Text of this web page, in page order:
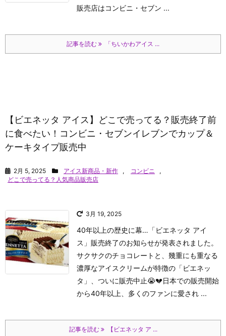
販売店はコンビニ・セブン ...
記事を読む 「ちいかわアイス ...
【ビエネッタ アイス】どこで売ってる？販売終了前
に食べたい！コンビニ・セブンイレブンでカップ＆
ケーキタイプ販売中
2月 5, 2025 アイス新商品・新作 , コンビニ
,
どこで売ってる？人気商品販売店
3月 19, 2025
40年以上の歴史に幕…「ビエネッタ アイ
ス」販売終了のお知らせが発表されました。
サクサクのチョコレートと、幾重にも重なる
濃厚なアイスクリームが特徴の「ビエネッ
タ」、ついに販売中止😭💔日本での販売開始
から40年以上、多くのファンに愛され ...
記事を読む 【ビエネッタ ア ...